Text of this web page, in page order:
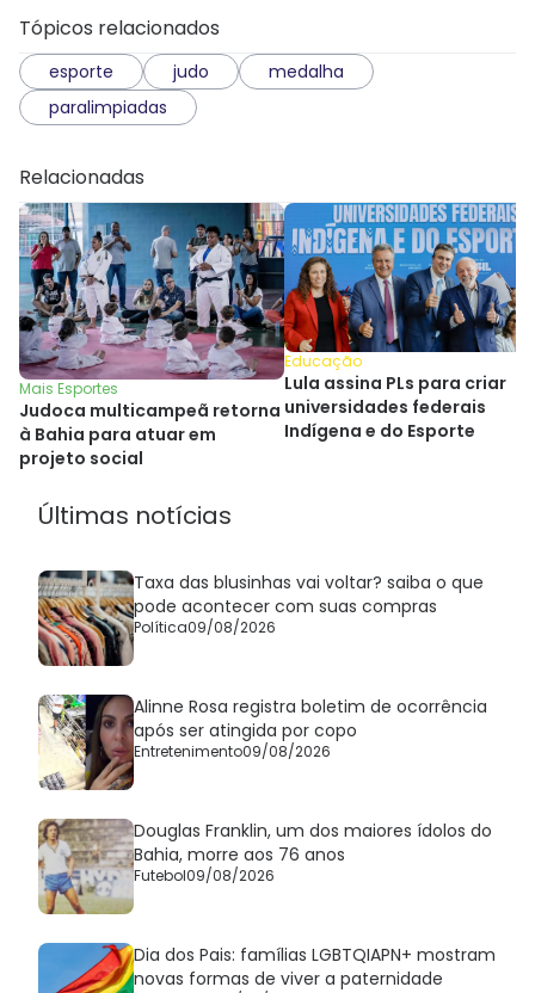
Tópicos relacionados
esporte judo
medalha
paralimpiadas
Relacionadas
Mais Esportes
Judoca multicampeã retorna
à Bahia para atuar em
projeto social
Educação
Lula assina PLs para criar
universidades federais
Indígena e do Esporte
Últimas notícias
Taxa das blusinhas vai voltar? saiba o que
pode acontecer com suas compras
Política09/08/2026
Alinne Rosa registra boletim de ocorrência
após ser atingida por copo
Entretenimento09/08/2026
Douglas Franklin, um dos maiores ídolos do
Bahia, morre aos 76 anos
Futebol09/08/2026
Dia dos Pais: famílias LGBTQIAPN+ mostram
novas formas de viver a paternidade